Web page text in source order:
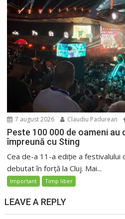
7 august 2026 Claudiu Padurean
Peste 100 000 de oameni au
împreună cu Sting
Cea de-a 11-a ediție a festivalului
debutat în forță la Cluj. Mai...
Important Timp liber
LEAVE A REPLY